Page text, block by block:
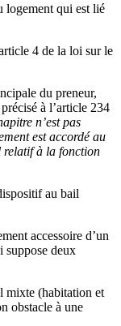
logement qui est lié
4 de la loi sur le
du preneur,
à l’article 234
n’est pas
est accordé au
relatif à la fonction
au bail
accessoire d’un
suppose deux
mixte (habitation et
obstacle à une